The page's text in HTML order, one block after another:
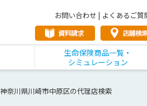
お問い合わせ | よくあるご質
生命保険商品一覧・
シミュレーション
神奈川県川崎市中原区の代理店検索